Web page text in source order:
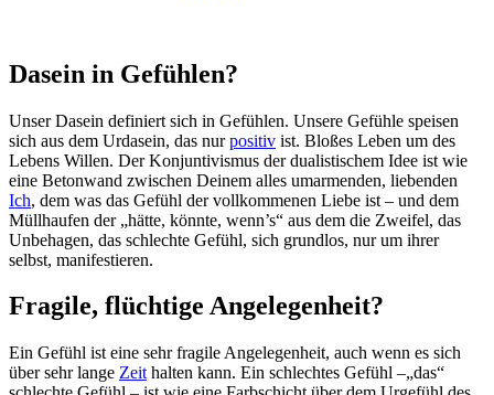
Dasein in Gefühlen?
Unser Dasein definiert sich in Gefühlen. Unsere Gefühle speisen
sich aus dem Urdasein, das nurpositiv ist. Bloßes Leben um des
Lebens Willen. Der Konjuntivismus der dualistischem Idee ist wie
eine Betonwand zwischen Deinem alles umarmenden, liebenden
Ich, dem was das Gefühl der vollkommenen Liebe ist – und dem
Müllhaufen der „hätte, könnte, wenn’s“ aus dem die Zweifel, das
Unbehagen, das schlechte Gefühl, sich grundlos, nur um ihrer
selbst, manifestieren.
Fragile, flüchtige Angelegenheit?
Ein Gefühl ist eine sehr fragile Angelegenheit, auch wenn es sich
über sehr lange Zeit halten kann. Ein schlechtes Gefühl –„das“